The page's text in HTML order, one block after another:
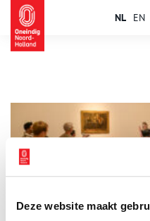
Deze website maakt
NL EN